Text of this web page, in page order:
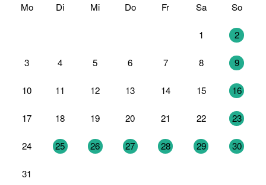
Mo Di Mi Do Fr Sa So
1 2
3 4 5 6 7 8 9
10 11 12 13 14 15 16
17 18 19 20 21 22 23
24 25 26 27 28 29 30
31